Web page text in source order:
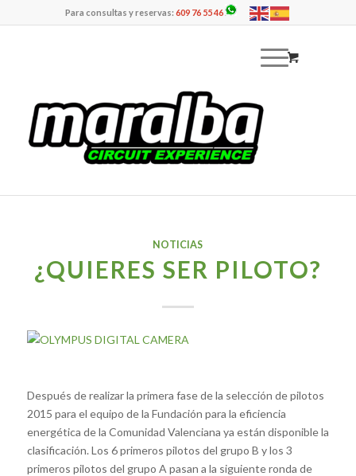
Para consultas y reservas: 609 76 55 46
NOTICIAS
¿QUIERES SER PILOTO?
Después de realizar la primera fase de la selección de pilotos
2015 para el equipo de la Fundación para la eficiencia
energética de la Comunidad Valenciana ya están disponible la
clasificación. Los 6 primeros pilotos del grupo B y los 3
primeros pilotos del grupo A pasan a la siguiente ronda de